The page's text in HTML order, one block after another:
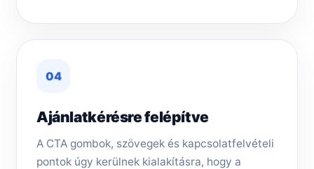
04
Ajánlatkérésre felépítve
A CTA gombok, szövegek és kapcsolatfelvételi
pontok úgy kerülnek kialakításra, hogy a